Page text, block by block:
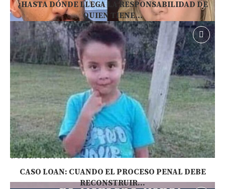
¿HASTA DÓNDE LLEGA LA RESPONSABILIDAD DE
QUIEN TIENE...
CASO LOAN: CUANDO EL PROCESO PENAL DEBE
RECONSTRUIR...
Preguntas
El caso de Facundo Moyano: ¿es lo mismo
consumir droga que dársela a otra persona?
6 agosto, 2026
El episodio que vincula a Facundo Moyano y Candela Arizaga reabrió
el debate sobre los …